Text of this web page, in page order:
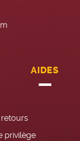
AIDES
retours
privilège